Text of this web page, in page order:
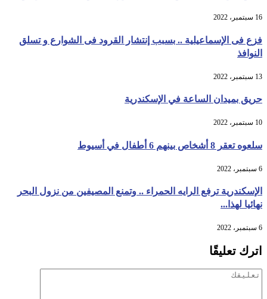
16 سبتمبر، 2022
فزع فى الإسماعيلية .. بسبب إنتشار القرود فى الشوارع و تسلق
النوافذ
13 سبتمبر، 2022
حريق بميدان الساعة في الإسكندرية
10 سبتمبر، 2022
سلعوه تعقر 8 أشخاص بينهم 6 أطفال في أسيوط
6 سبتمبر، 2022
الإسكندرية ترفع الرايه الحمراء .. وتمنع المصيفين من نزول البحر
نهائيا لهذا...
6 سبتمبر، 2022
اترك تعليقًا